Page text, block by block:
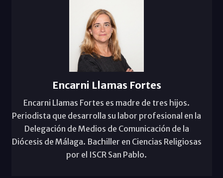
Encarni Llamas Fortes
Encarni Llamas Fortes es madre de tres hijos.
Periodista que desarrolla su labor profesional en la
Delegación de Medios de Comunicación de la
Diócesis de Málaga. Bachiller en Ciencias Religiosas
por el ISCR San Pablo.